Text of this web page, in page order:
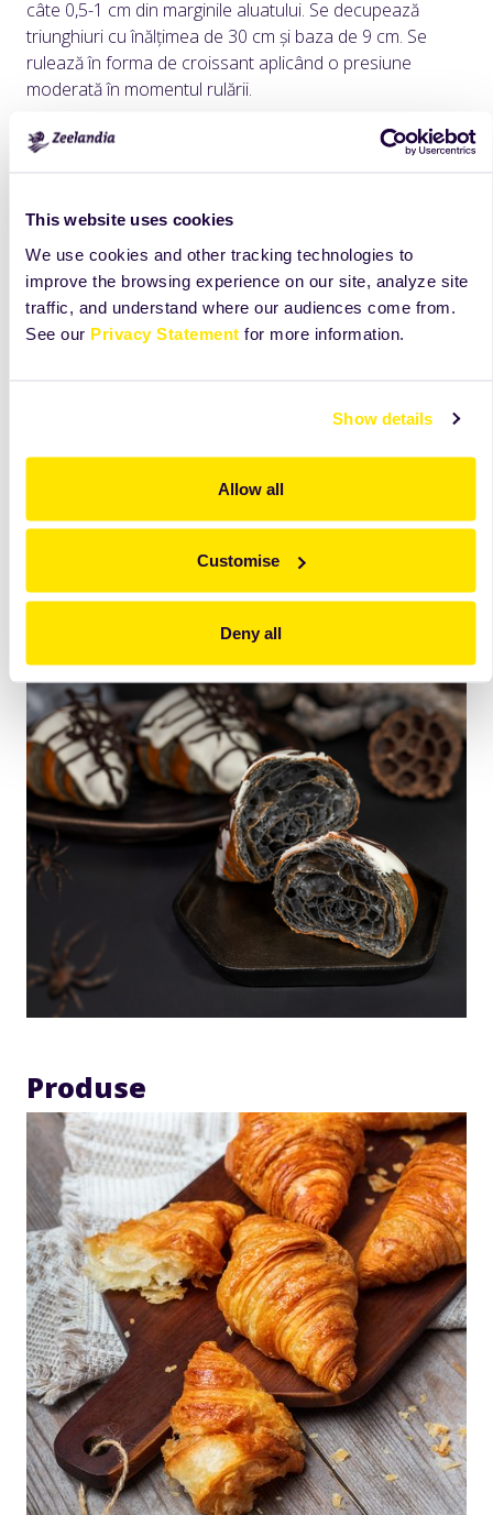
This website uses cookies
We use cookies and other tracking technologies to
improve the browsing experience on our site, analyze site
traffic, and understand where our audiences come from.
See our Privacy Statement for more information.
Show details
Allow all
Customise
Deny all
câte 0,5-1 cm din marginile aluatului. Se decupează
triunghiuri cu înălțimea de 30 cm și baza de 9 cm. Se
rulează în forma de croissant aplicând o presiune
moderată în momentul rulării.
Dospire finală
Dospirea finală se realizează timp de 120 de minute, la
Decor
Se pulverizează soluție de luciu obținută din: ou,
gălbenuș și lapte amestecate în proporții egale.
Coacere
moderat, se setează cuptorul la 170 °C și croissantele
se coc pentru încă 17 minute. Produs decorat tematic
Produse